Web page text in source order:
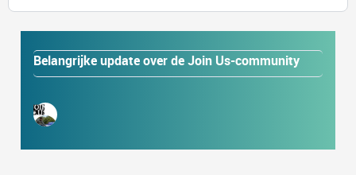
Belangrijke update over de Join Us-community